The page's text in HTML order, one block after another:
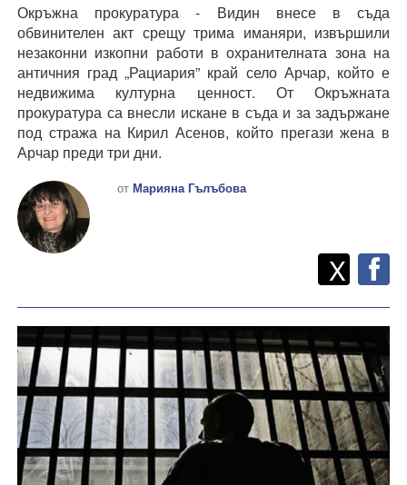
Окръжна прокуратура - Видин внесе в съда
обвинителен акт срещу трима иманяри, извършили
незаконни изкопни работи в охранителната зона на
античния град „Рациария” край село Арчар, който е
недвижима културна ценност. От Окръжната
прокуратура са внесли искане в съда и за задържане
под стража на Кирил Асенов, който прегази жена в
Арчар преди три дни.
от Марияна Гълъбова
Споделете
X